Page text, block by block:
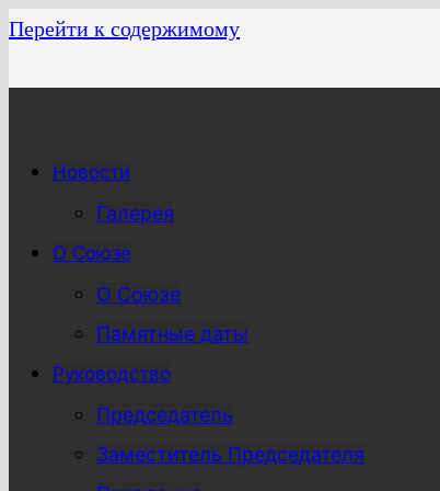
Перейти к содержимому
Новости
Галерея
О Союзе
О Союзе
Памятные даты
Руководство
Председатель
Заместитель Председателя